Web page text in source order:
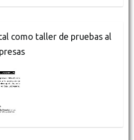
como taller de pruebas al